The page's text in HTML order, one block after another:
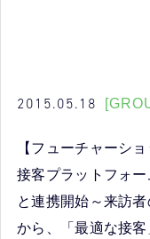
2015.05.18
【フューチャーシ
接客プラットフォー
と連携開始～来訪
から、「最適な接